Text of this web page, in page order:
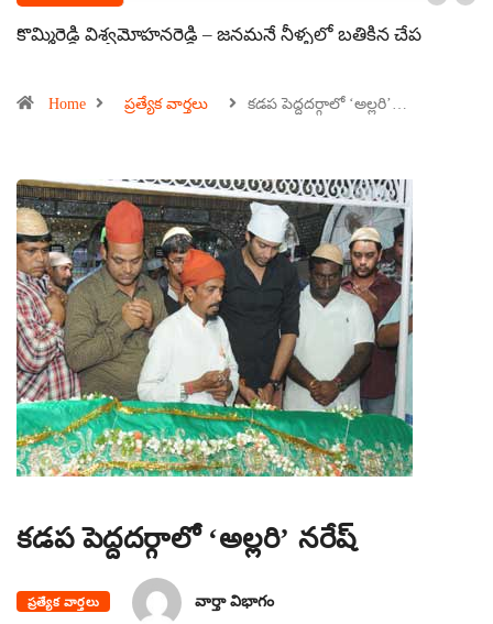
కొమ్మిరెడ్డి విశ్వమోహనరెడ్డి – జనమనే నీళ్ళలో బతికిన చేప
Home ప్రత్యేక వార్తలు కడప పెద్దదర్గాలో ‘అల్లరి’…
కడప పెద్దదర్గాలో ‘అల్లరి’ నరేష్
ప్రత్యేక వార్తలు వార్తా విభాగం